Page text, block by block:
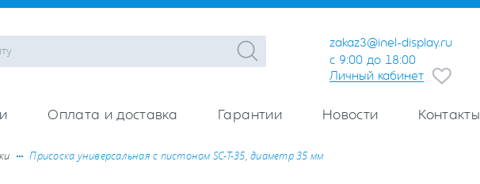
zakaz3@inel-display.ru
с 9:00 до 18:00
Личный кабинет
Оплата и доставка Гарантии Новости Контакты
Присоска универсальная с пистоном SC-T-35, диаметр 35 мм